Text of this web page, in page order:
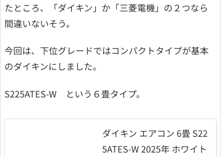
たところ、「ダイキン」か「三菱電機」の２つなら
間違いないそう。
今回は、下位グレードではコンパクトタイプが基本
のダイキンにしました。
S225ATES-W という６畳タイプ。
ダイキン エアコン 6畳 S22
5ATES-W 2025年 ホワイト